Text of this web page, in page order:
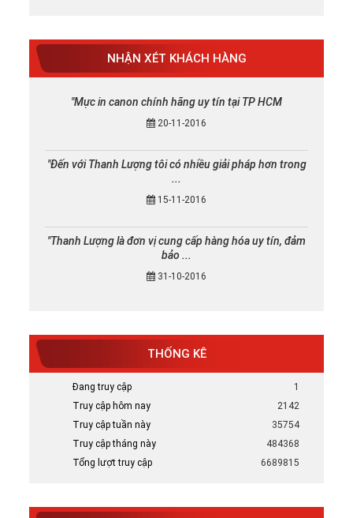
NHẬN XÉT KHÁCH HÀNG
"Mực in canon chính hãng uy tín tại TP HCM
20-11-2016
"Đến với Thanh Lượng tôi có nhiều giải pháp hơn trong
...
15-11-2016
"Thanh Lượng là đơn vị cung cấp hàng hóa uy tín, đảm
bảo ...
31-10-2016
THỐNG KÊ
Đang truy cập
1
Truy cập hôm nay
2142
Truy cập tuần này
35754
Truy cập tháng này
484368
Tổng lượt truy cập
6689815
Mực in canon chính hãng uy tín tại TP
Bán Mực in Canon chính hãng uy tín tại
Tại sao nên chọn mực in HP chính hãng